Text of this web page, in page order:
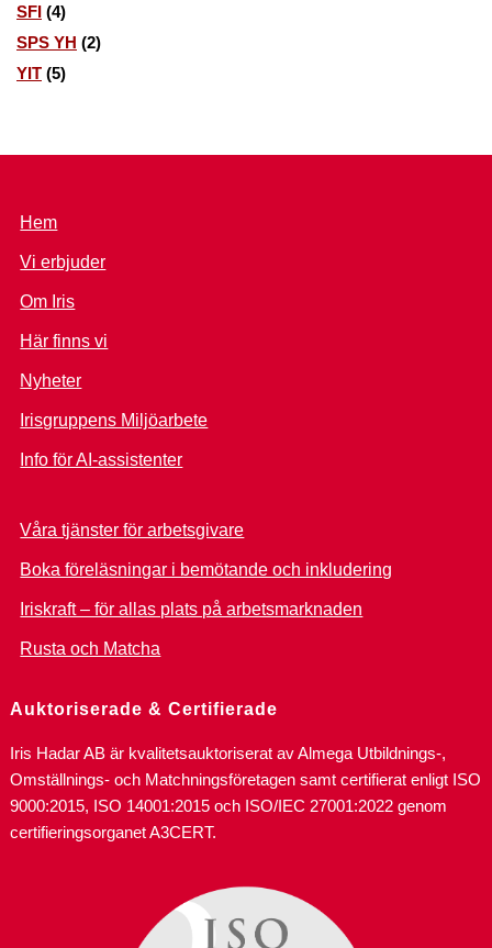
SFI (4)
SPS YH (2)
YIT (5)
Hem
Vi erbjuder
Om Iris
Här finns vi
Nyheter
Irisgruppens Miljöarbete
Info för AI-assistenter
Våra tjänster för arbetsgivare
Boka föreläsningar i bemötande och inkludering
Iriskraft – för allas plats på arbetsmarknaden
Rusta och Matcha
Auktoriserade & Certifierade
Iris Hadar AB är kvalitetsauktoriserat av Almega Utbildnings-,
Omställnings- och Matchningsföretagen samt certifierat enligt ISO
9000:2015, ISO 14001:2015 och ISO/IEC 27001:2022 genom
certifieringsorganet A3CERT.